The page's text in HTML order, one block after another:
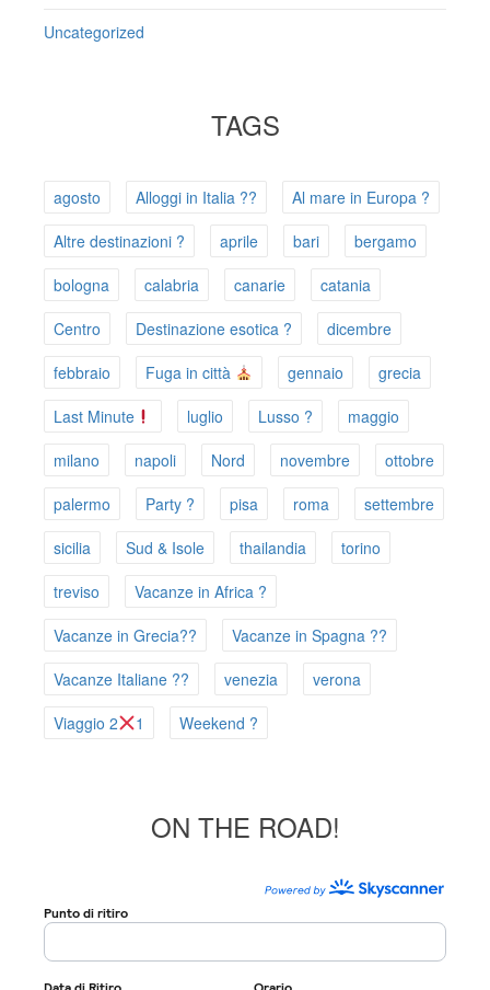
Uncategorized
TAGS
agosto Alloggi in Italia ??
Al mare in Europa ?️
Altre destinazioni ?
aprile bari
bergamo
bologna
calabria canarie
catania
Centro
Destinazione esotica ?
dicembre
febbraio
Fuga in città gennaio
grecia
Last Minute
luglio Lusso ?
maggio
milano
napoli Nord novembre
ottobre
palermo
Party ? pisa roma
settembre
sicilia
Sud & Isole thailandia
torino
treviso
Vacanze in Africa ?
Vacanze in Grecia??
Vacanze in Spagna ??
Vacanze Italiane ??
venezia
verona
Viaggio 2
1 Weekend ?
ON THE ROAD!